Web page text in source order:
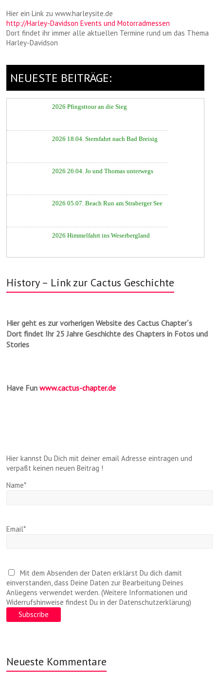
Hier ein Link zu www.harleysite.de
http://Harley-Davidson Events und Motorradmessen
Dort findet ihr immer alle aktuellen Termine rund um das Thema
Harley-Davidson
NEUESTE BEITRÄGE:
2026 Pfingsttour an die Sieg
2026 18.04. Sternfahrt nach Bad Breisig
2026 26.04. Jo und Thomas unterwegs
2026 05.07. Beach Run am Straberger See
2026 Himmelfahrt ins Weserbergland
History – Link zur Cactus Geschichte
Hier geht es zur vorherigen Website des Cactus Chapter´s
Dort findet Ihr 25 Jahre Geschichte des Chapters in Fotos und
Stories
Have Funwww.cactus-chapter.de
Hier kannst Du Dich mit deiner email Adresse eintragen und
verpaßt keinen neuen Beitrag !
Name*
Email*
Mit dem Absenden der Daten erklärst Du dich damit
einverstanden, dass Deine Daten zur Bearbeitung Deines
Anliegens verwendet werden. (Weitere Informationen und
Widerrufshinweise findest Du in der Datenschutzerklärung)
Neueste Kommentare